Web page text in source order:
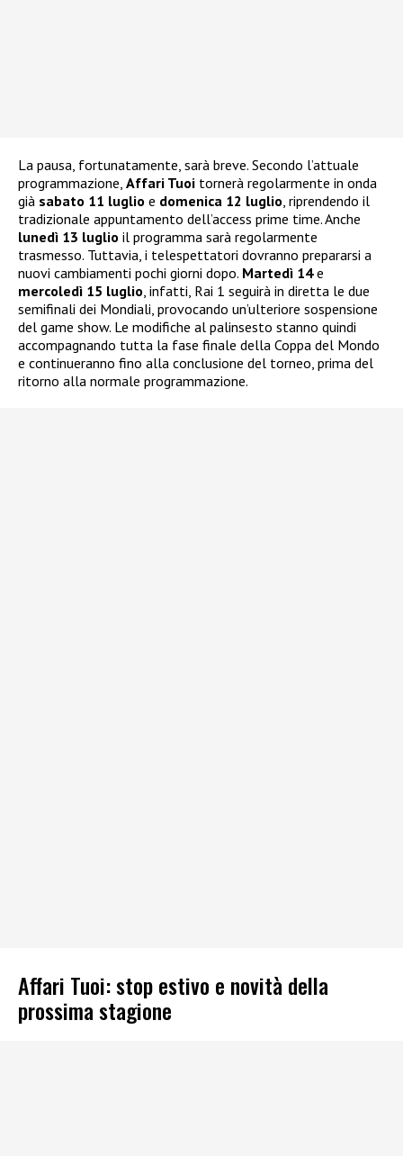
La pausa, fortunatamente, sarà breve. Secondo l’attuale
programmazione, Affari Tuoi tornerà regolarmente in onda
già sabato 11 luglio e domenica 12 luglio, riprendendo il
tradizionale appuntamento dell’access prime time. Anche
lunedì 13 luglio il programma sarà regolarmente
trasmesso. Tuttavia, i telespettatori dovranno prepararsi a
nuovi cambiamenti pochi giorni dopo. Martedì 14e
mercoledì 15 luglio, infatti, Rai 1 seguirà in diretta le due
semifinali dei Mondiali, provocando un’ulteriore sospensione
del game show. Le modifiche al palinsesto stanno quindi
accompagnando tutta la fase finale della Coppa del Mondo
e continueranno fino alla conclusione del torneo, prima del
ritorno alla normale programmazione.
Affari Tuoi: stop estivo e novità della
prossima stagione